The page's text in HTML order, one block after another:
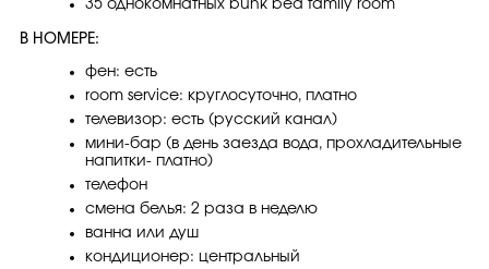
35 однокомнатных bunk bed family room
В НОМЕРЕ:
фен: есть
room service: круглосуточно, платно
телевизор: есть (русский канал)
мини-бар (в день заезда вода, прохладительные
напитки- платно)
телефон
смена белья: 2 раза в неделю
ванна или душ
кондиционер: центральный